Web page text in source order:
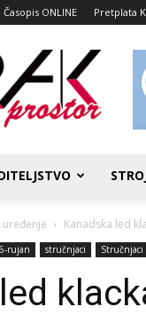
Časopis ONLINE Pretplata
uređenje Kanadska led
rujan stručnjaci Stručnjaci